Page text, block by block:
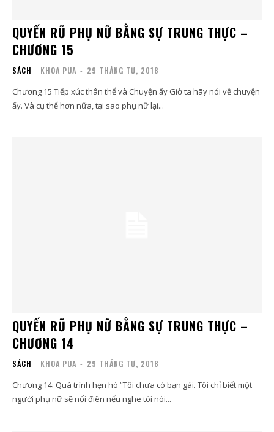
QUYẾN RŨ PHỤ NỮ BẰNG SỰ TRUNG THỰC –
CHƯƠNG 15
SÁCH KHOA PUA - 29 THÁNG TƯ, 2018
Chương 15 Tiếp xúc thân thể và Chuyện ấy ​Giờ ta hãy nói về chuyện
ấy. Và cụ thể hơn nữa, tại sao phụ nữ lại...
QUYẾN RŨ PHỤ NỮ BẰNG SỰ TRUNG THỰC –
CHƯƠNG 14
SÁCH KHOA PUA - 29 THÁNG TƯ, 2018
Chương 14: Quá trình hẹn hò “Tôi chưa có bạn gái. Tôi chỉ biết một
người phụ nữ sẽ nổi điên nếu nghe tôi nói...